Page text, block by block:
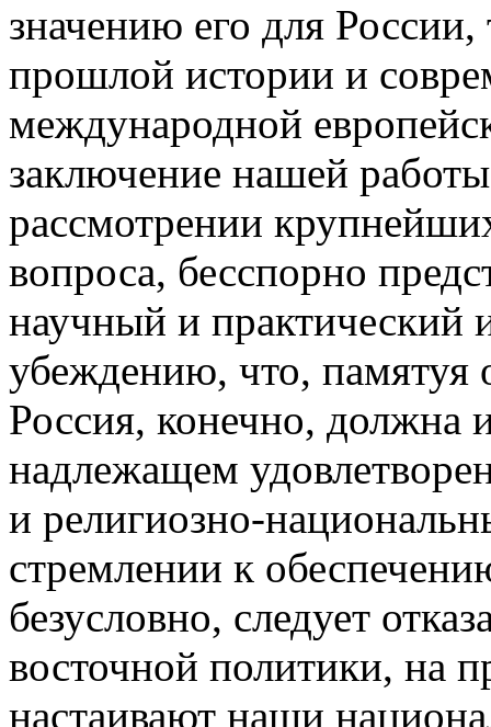
значению его для
прошлой истории и
международной
заключение нашей
рассмотрении
вопроса, бесспорно
научный и практический
убеждению, что, памятуя
Россия, конечно, должна
надлежащем
и религиозно-
стремлении к
безусловно, следует
восточной политики, на
настаивают наши